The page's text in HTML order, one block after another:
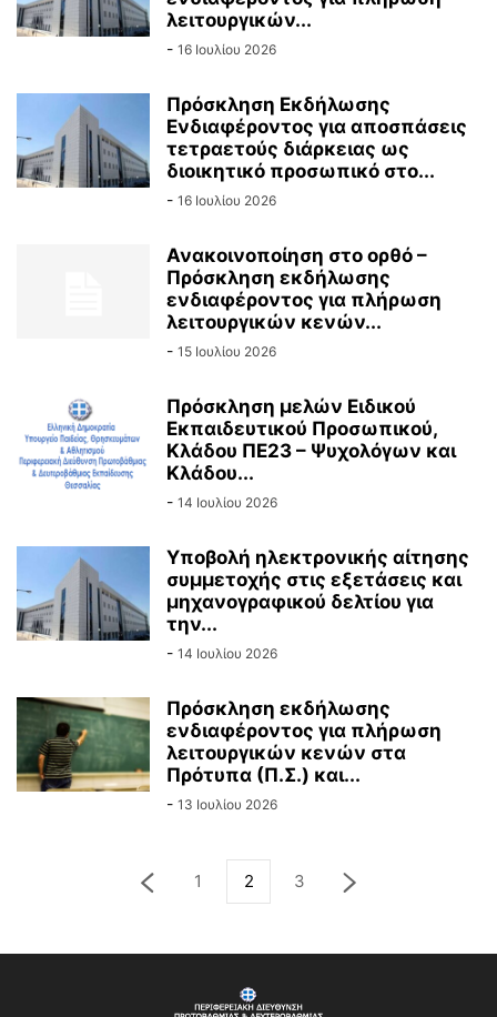
λειτουργικών...
- 16 Ιουλίου 2026
Πρόσκληση Εκδήλωσης
Ενδιαφέροντος για αποσπάσεις
τετραετούς διάρκειας ως
διοικητικό προσωπικό στο...
- 16 Ιουλίου 2026
Ανακοινοποίηση στο ορθό –
Πρόσκληση εκδήλωσης
ενδιαφέροντος για πλήρωση
λειτουργικών κενών...
- 15 Ιουλίου 2026
Πρόσκληση μελών Ειδικού
Εκπαιδευτικού Προσωπικού,
Κλάδου ΠΕ23 – Ψυχολόγων και
Κλάδου...
- 14 Ιουλίου 2026
Υποβολή ηλεκτρονικής αίτησης
συμμετοχής στις εξετάσεις και
μηχανογραφικού δελτίου για
την...
- 14 Ιουλίου 2026
Πρόσκληση εκδήλωσης
ενδιαφέροντος για πλήρωση
λειτουργικών κενών στα
Πρότυπα (Π.Σ.) και...
- 13 Ιουλίου 2026
1 2 3